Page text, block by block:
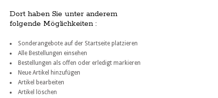
Dort haben Sie unter anderem
folgende Möglichkeiten :
Sonderangebote auf der Startseite platzieren
Alle Bestellungen einsehen
Bestellungen als offen oder erledigt markieren
Neue Artikel hinzufügen
Artikel bearbeiten
Artikel löschen